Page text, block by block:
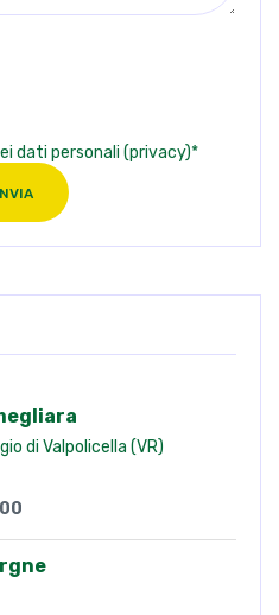
dati personali (privacy)*
di Valpolicella (VR)